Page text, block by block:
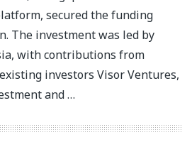
secured the funding
The investment was led by
with contributions from
investors Visor Ventures,
and …